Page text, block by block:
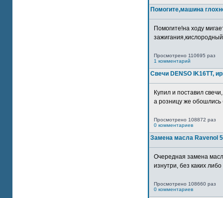
Помогите,машина
Помогите!на ходу
Просмотрено 110695 раз
1 комментарий
Свечи DENSO IK16TT,
Купил и поставил
а розницу же обошлись
Просмотрено 108872 раз
0 комментариев
Замена масла Ravenol
Очередная замена
изнутри, без каких
Просмотрено 108660 раз
0 комментариев